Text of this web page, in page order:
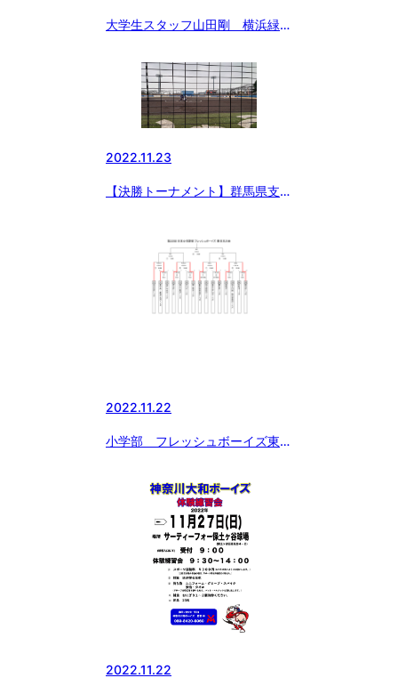
大学生スタッフ山田剛 横浜緑ボ
2022.11.23
【決勝トーナメント】群馬県支部
2022.11.22
小学部 フレッシュボーイズ東日
2022.11.22